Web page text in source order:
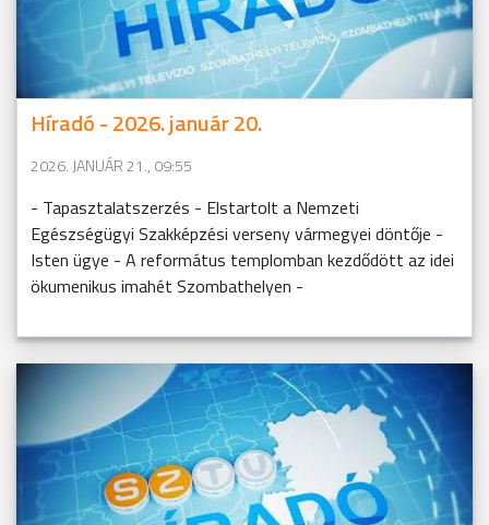
Híradó - 2026. január 20.
2026. JANUÁR 21., 09:55
- Tapasztalatszerzés - Elstartolt a Nemzeti
Egészségügyi Szakképzési verseny vármegyei döntője -
Isten ügye - A református templomban kezdődött az idei
ökumenikus imahét Szombathelyen -